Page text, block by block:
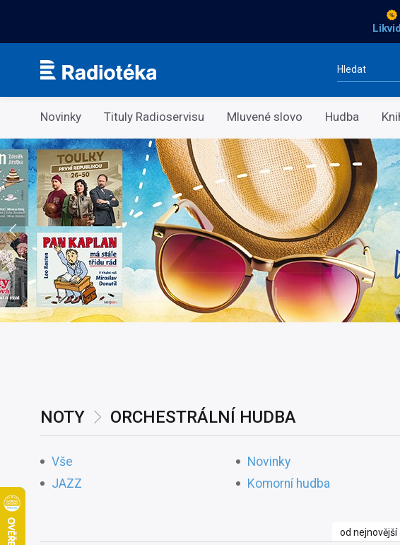
Kategorie
Novinky Tituly Radioservisu Mluvené slovo Hudba
Co si v létě pustíte do sluchátek?
NOTY ORCHESTRÁLNÍ HUDBA
Vše Novinky
JAZZ
Komorní hudba
od nejnovější